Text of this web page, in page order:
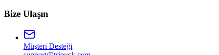
Bize Ulaşın
Müşteri Desteği